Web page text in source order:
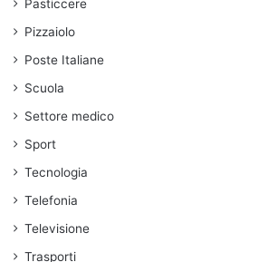
Pasticcere
Pizzaiolo
Poste Italiane
Scuola
Settore medico
Sport
Tecnologia
Telefonia
Televisione
Trasporti